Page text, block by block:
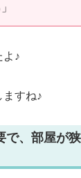
よ♪
ますね♪
で、部屋が